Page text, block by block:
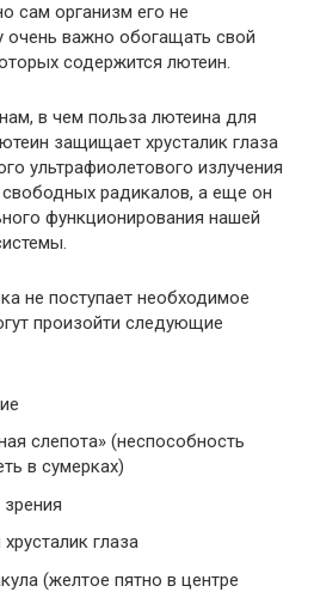
сам организм его не
очень важно обогащать свой
содержится лютеин.
в чем польза лютеина для
защищает хрусталик глаза
ультрафиолетового излучения
свободных радикалов, а еще он
функционирования нашей
не поступает необходимое
произойти следующие
слепота» (неспособность
в сумерках)
глаза
(желтое пятно в центре